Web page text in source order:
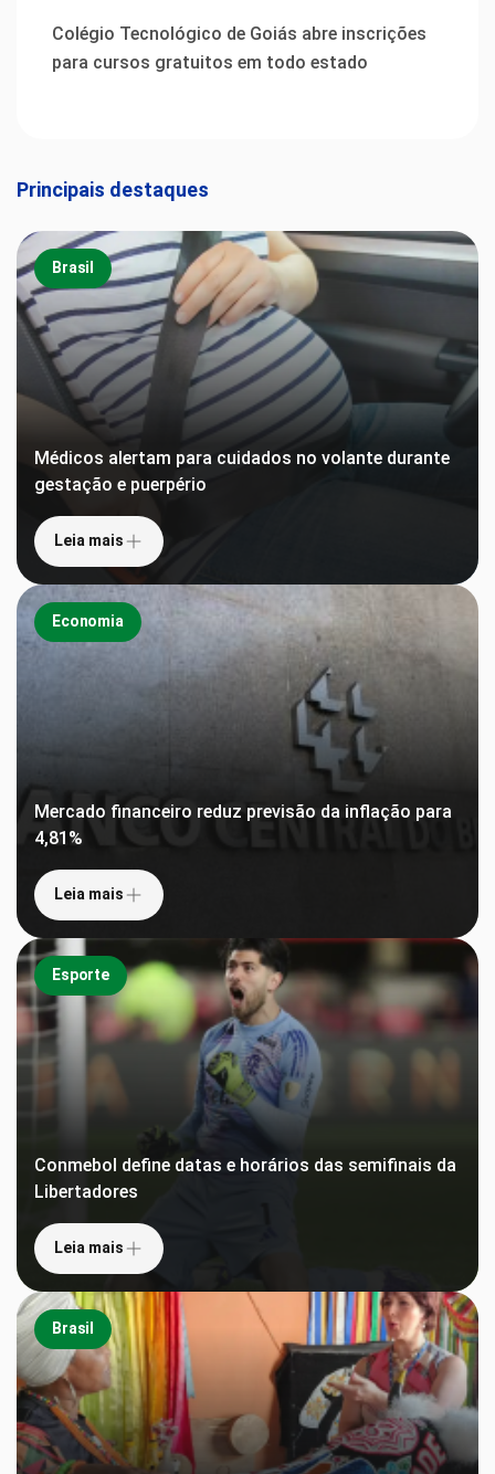
Colégio Tecnológico de Goiás abre inscrições
para cursos gratuitos em todo estado
Principais destaques
Brasil
Médicos alertam para cuidados no volante durante
gestação e puerpério
Leia mais
Economia
Mercado financeiro reduz previsão da inflação para
4,81%
Leia mais
Esporte
Conmebol define datas e horários das semifinais da
Libertadores
Leia mais
Brasil